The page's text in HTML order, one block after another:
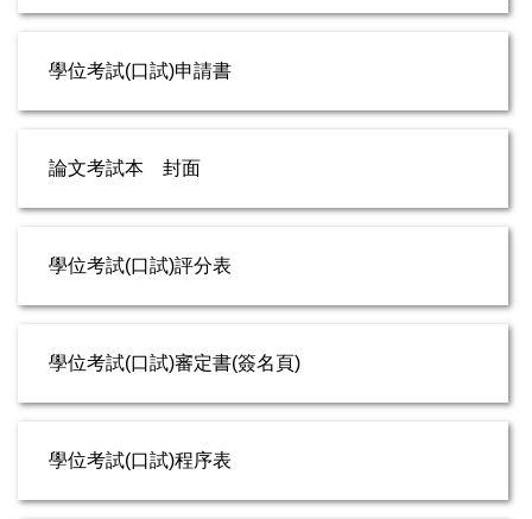
學位考試(口試)申請書
論文考試本 封面
學位考試(口試)評分表
學位考試(口試)審定書(簽名頁)
學位考試(口試)程序表